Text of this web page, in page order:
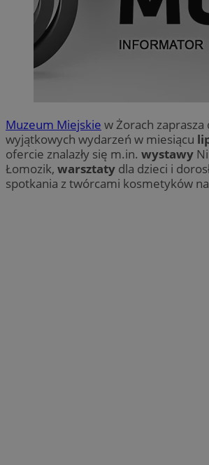
Muzeum Miejskie w Żorach
wyjątkowych wydarzeń w miesiącu
ofercie znalazły się m.in. wystawy
Łomozik, warsztaty dla dzieci i
spotkania z twórcami kosmetyków